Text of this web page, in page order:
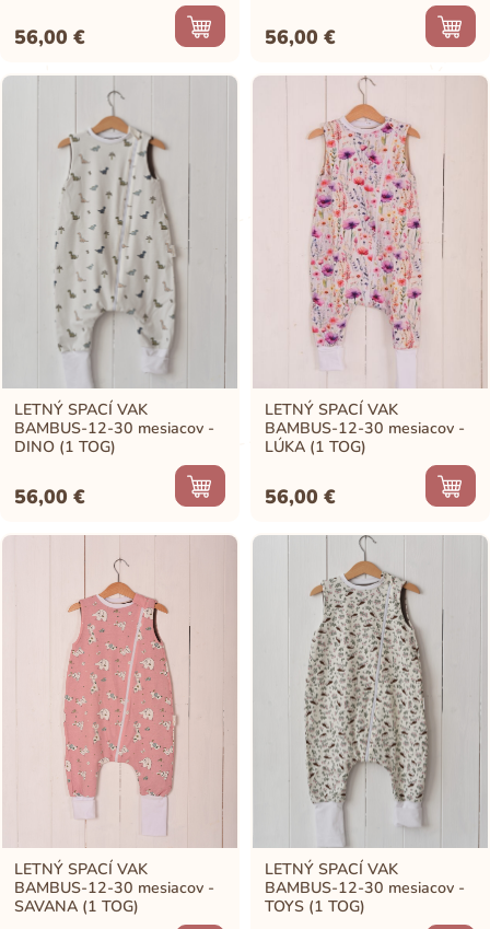
56,00€ 56,00€
LETNÝ SPACÍ VAK
BAMBUS-12-30 mesiacov -
DINO (1 TOG)
56,00€
LETNÝ SPACÍ VAK
BAMBUS-12-30 mesiacov -
LÚKA (1 TOG)
56,00€
LETNÝ SPACÍ VAK
BAMBUS-12-30 mesiacov -
SAVANA (1 TOG)
LETNÝ SPACÍ VAK
BAMBUS-12-30 mesiacov -
TOYS (1 TOG)